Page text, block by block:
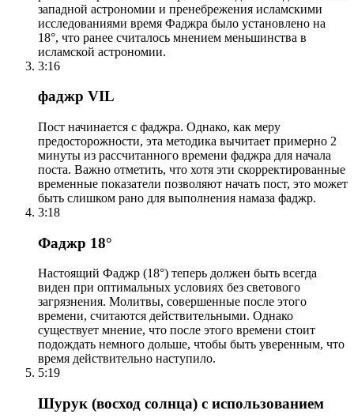
западной астрономии и пренебрежения исламскими
исследованиями время Фаджра было установлено на
18°, что ранее считалось мнением меньшинства в
исламской астрономии.
3:16
фаджр VIL
Пост начинается с фаджра. Однако, как меру
предосторожности, эта методика вычитает примерно 2
минуты из рассчитанного времени фаджра для начала
поста. Важно отметить, что хотя эти скорректированные
временные показатели позволяют начать пост, это может
быть слишком рано для выполнения намаза фаджр.
3:18
Фаджр 18°
Настоящий Фаджр (18°) теперь должен быть всегда
виден при оптимальных условиях без светового
загрязнения. Молитвы, совершенные после этого
времени, считаются действительными. Однако
существует мнение, что после этого времени стоит
подождать немного дольше, чтобы быть уверенным, что
время действительно наступило.
5:19
Шурук (восход солнца) с использованием